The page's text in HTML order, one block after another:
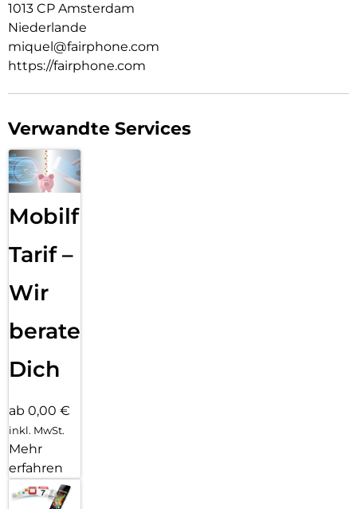
1013 CP Amsterdam
Niederlande
miquel@fairphone.com
https://fairphone.com
Verwandte Services
Mobilfunk
Tarif –
Wir
beraten
Dich
ab 0,00 €
inkl. MwSt.
Mehr
erfahren